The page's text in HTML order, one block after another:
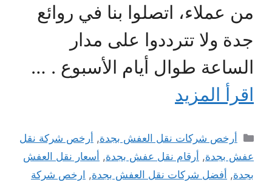
من عملاء، اتصلوا بنا في روائع
جدة ولا تترددوا على مدار
الساعة طوال أيام الأسبوع . …
اقرأ المزيد
التصنيفات
أرخص شركات نقل العفش بجدة, أرخص شركة نقل
عفش بجدة, أرقام نقل عفش بجدة, أسعار نقل العفش
بجدة, أفضل شركات نقل العفش بجدة, ارخص شركة